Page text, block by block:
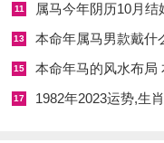
【星期】：星期日
【干支】：甲午日
【宜】：嫁娶、祭祀、
11 属马今年阴历10月结婚好吗 属马还有几年本命年结婚
13 本命年属马男款戴什么财神 本命年属马男士戴什么好
15 本命年马的风水布局 本命年马的佛像怎么
17 1982年2023运势,生肖狗1982年